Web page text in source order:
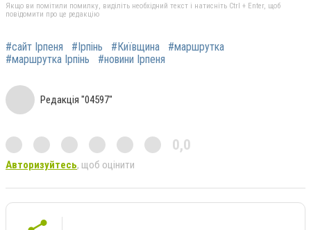
Якщо ви помітили помилку, виділіть необхідний текст і натисніть Ctrl + Enter, щоб
повідомити про це редакцію
#сайт Ірпеня #Ірпінь #Київщина
#маршрутка
#маршрутка Ірпінь
#новини Ірпеня
Редакція "04597"
0,0
Авторизуйтесь, щоб оцінити